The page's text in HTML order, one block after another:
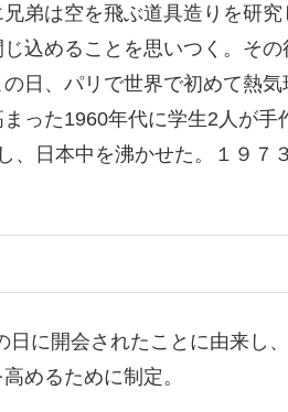
弟は空を飛ぶ道具造りを研究
込めることを思いつく。そ
日、パリで世界で初めて熱
った1960年代に学生2人が手
、日本中を沸かせた。１９７
に開会されたことに由来し
めるために制定。